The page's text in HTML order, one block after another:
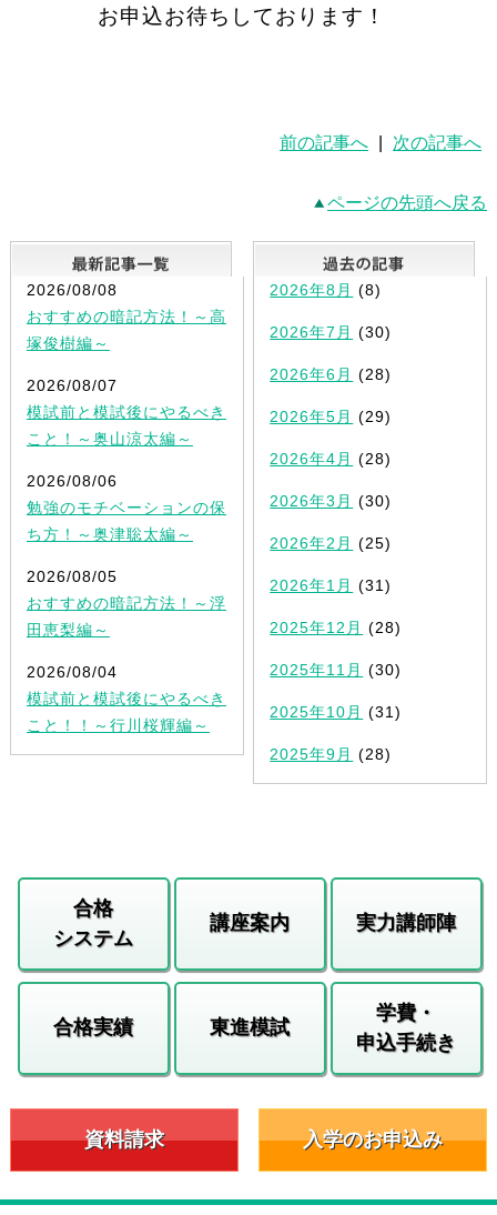
お申込お待ちしております！
前の記事へ 次の記事へ
ページの先頭へ戻る
最新記事一覧
2026/08/08
おすすめの暗記方法！～高
塚俊樹編～
2026/08/07
模試前と模試後にやるべき
こと！～奥山涼太編～
2026/08/06
勉強のモチベーションの保
ち方！～奥津聡太編～
2026/08/05
おすすめの暗記方法！～浮
田恵梨編～
2026/08/04
模試前と模試後にやるべき
こと！！～行川桜輝編～
2026年8月 (8)
2026年7月 (30)
2026年6月 (28)
2026年5月 (29)
2026年4月 (28)
2026年3月 (30)
2026年2月 (25)
2026年1月 (31)
2025年12月 (28)
2025年11月 (30)
2025年10月 (31)
2025年9月 (28)
合格
システム
講座案内 実力講師陣
合格実績 東進模試
学費・
申込手続き
資料請求 入学のお申込み